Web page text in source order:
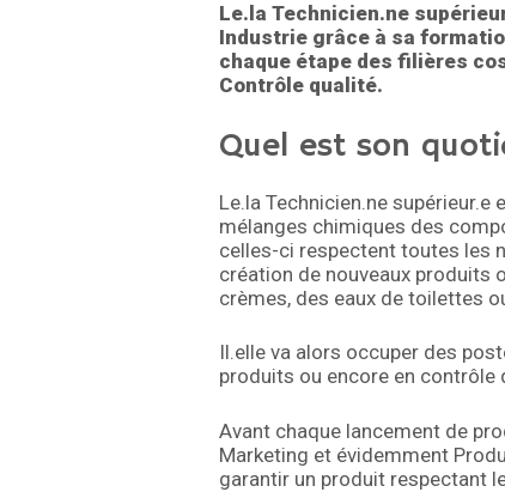
Le.la Technicien.ne
Industrie grâce à sa
chaque étape des filières
Contrôle qualité.
Quel est son
Le.la Technicien.ne
mélanges chimiques des
celles-ci respectent toutes les
création de nouveaux produits
crèmes, des eaux de toilettes
Il.elle va alors occuper des
produits ou encore en contrôle
Avant chaque lancement de
Marketing et évidemment
garantir un produit respectant